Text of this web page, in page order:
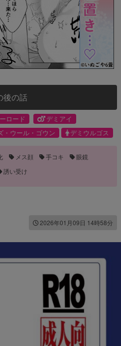
後の話
ロード
デミアイ
・ウール・ゴウン
デミウルゴス
メス顔 手コキ
眼鏡
誘い受け
2026年01月09日 14時58分